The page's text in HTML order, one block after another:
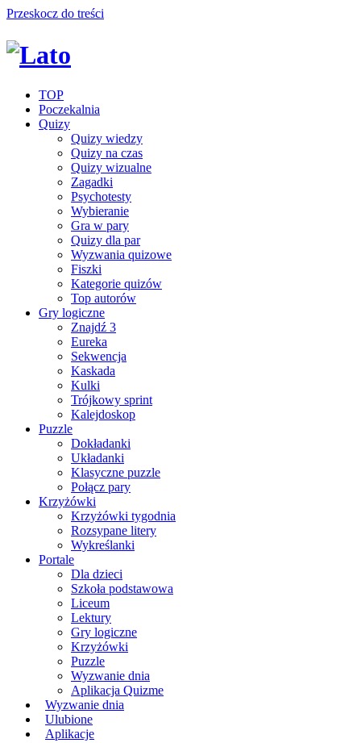
Przeskocz do treści
TOP
Poczekalnia
Quizy
Quizy wiedzy
Quizy na czas
Quizy wizualne
Zagadki
Psychotesty
Wybieranie
Gra w pary
Quizy dla par
Wyzwania quizowe
Fiszki
Kategorie quizów
Top autorów
Gry logiczne
Znajdź 3
Eureka
Sekwencja
Kaskada
Kulki
Trójkowy sprint
Kalejdoskop
Puzzle
Dokładanki
Układanki
Klasyczne puzzle
Połącz pary
Krzyżówki
Krzyżówki tygodnia
Rozsypane litery
Wykreślanki
Portale
Dla dzieci
Szkoła podstawowa
Liceum
Lektury
Gry logiczne
Krzyżówki
Puzzle
Wyzwanie dnia
Aplikacja Quizme
Wyzwanie dnia
Ulubione
Aplikacje